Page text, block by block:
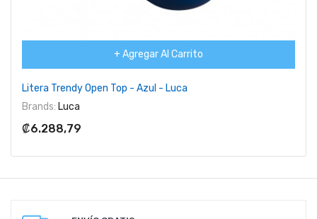
+ Agregar Al Carrito
Litera Trendy Open Top - Azul - Luca
Brands: Luca
₡6.288,79